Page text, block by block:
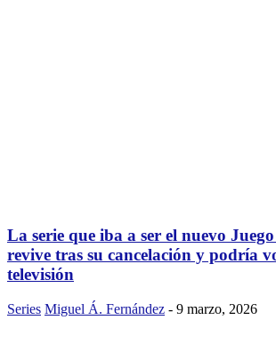
La serie que iba a ser el nuevo
revive tras su cancelación y podría
televisión
Series Miguel Á. Fernández - 9 marzo, 2026